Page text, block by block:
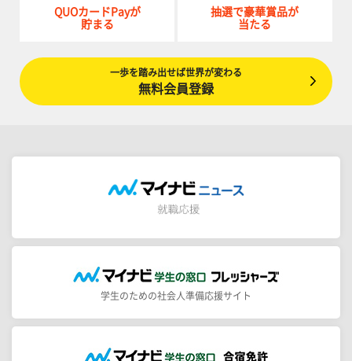
QUOカードPayが
貯まる
抽選で豪華賞品が
当たる
一歩を踏み出せば世界が変わる
無料会員登録
学生のための社会人準備応援サイト